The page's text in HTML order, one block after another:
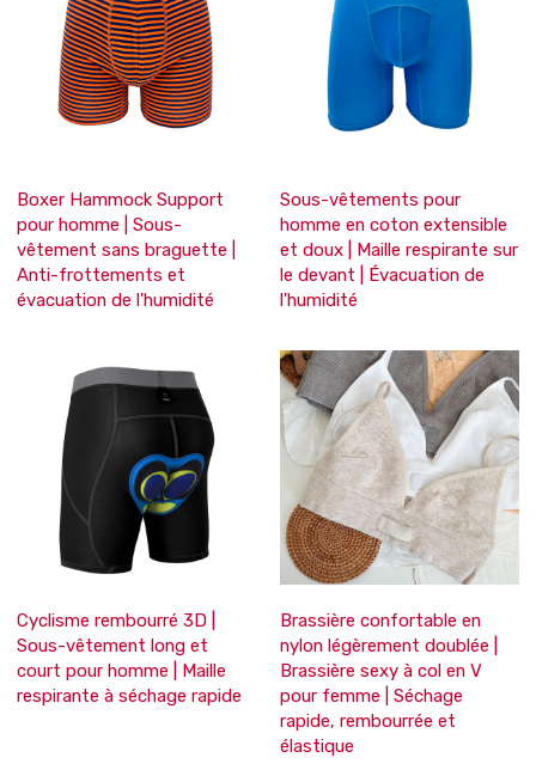
Boxer Hammock Support
pour homme | Sous-
vêtement sans braguette |
Anti-frottements et
évacuation de l'humidité
Sous-vêtements pour
homme en coton extensible
et doux | Maille respirante sur
le devant | Évacuation de
l'humidité
Cyclisme rembourré 3D |
Sous-vêtement long et
court pour homme | Maille
respirante à séchage rapide
Brassière confortable en
nylon légèrement doublée |
Brassière sexy à col en V
pour femme | Séchage
rapide, rembourrée et
élastique